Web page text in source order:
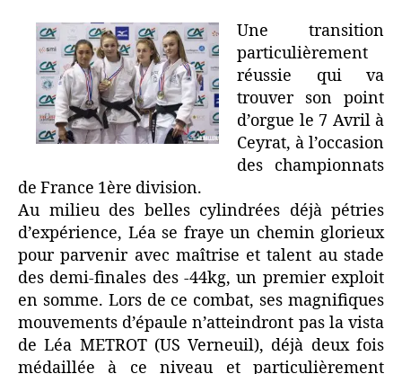
Une transition
particulièrement
réussie qui va
trouver son point
d’orgue le 7 Avril à
Ceyrat, à l’occasion
des championnats
de France 1ère division.
Au milieu des belles cylindrées déjà pétries
d’expérience, Léa se fraye un chemin glorieux
pour parvenir avec maîtrise et talent au stade
des demi-finales des -44kg, un premier exploit
en somme. Lors de ce combat, ses magnifiques
mouvements d’épaule n’atteindront pas la vista
de Léa METROT (US Verneuil), déjà deux fois
médaillée à ce niveau et particulièrement